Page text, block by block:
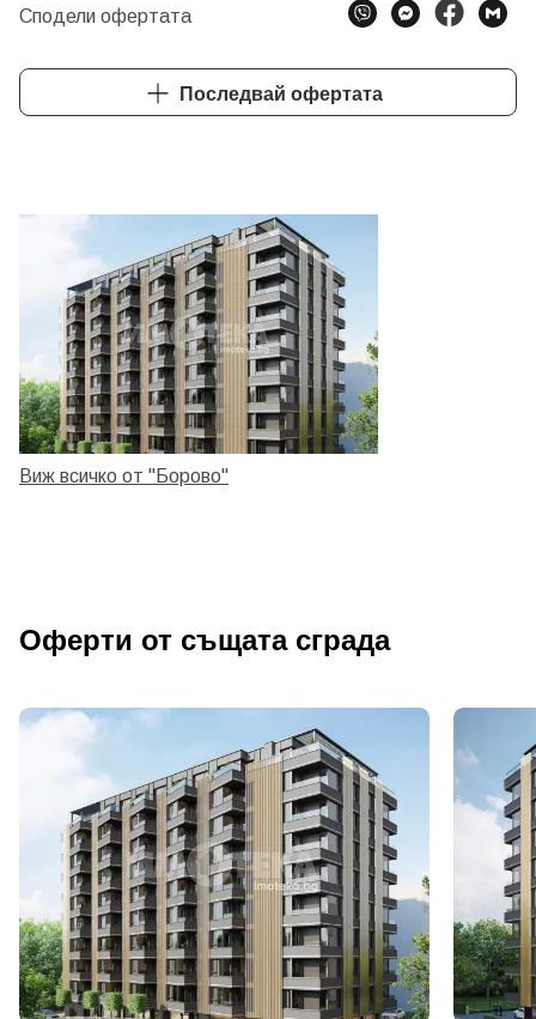
Добре дошъл!
Вход Регистрация
Сподели офертата
Последвай офертата
Виж всичко от "Борово"
Оферти от същата сграда